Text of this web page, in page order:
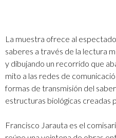
La muestra ofrece al
saberes a través de la lectura
y dibujando un recorrido que
mito a las redes de
formas de transmisión del
estructuras biológicas creadas
Francisco Jarauta es el